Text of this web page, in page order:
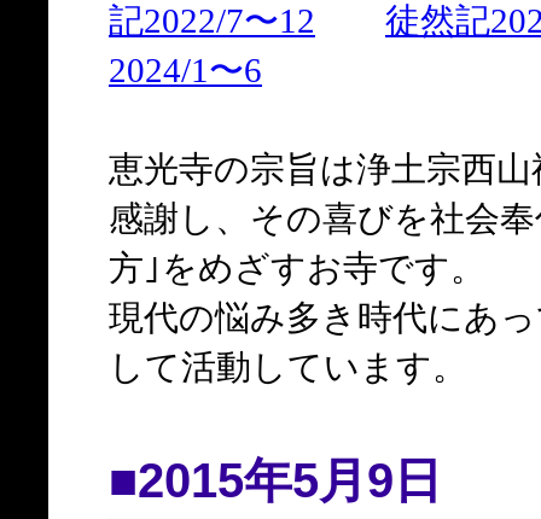
記2022/7〜12
徒然記
2024/1〜6
恵光寺の宗旨は浄土宗西
感謝し、その喜びを社会
方｣をめざすお寺です。
現代の悩み多き時代にあ
して活動しています。
■2015年5月9日